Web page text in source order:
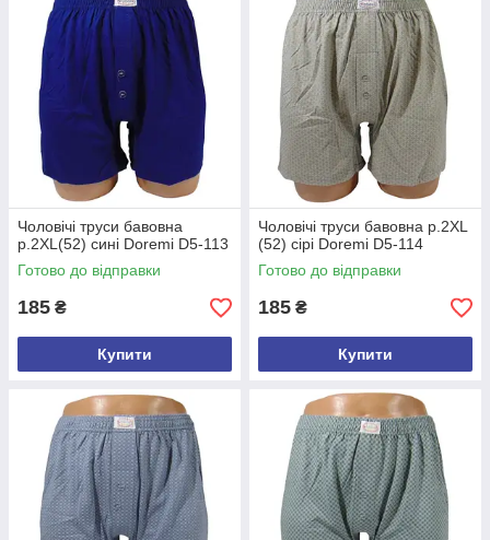
Чоловічі труси бавовна
р.2XL(52) сині Doremi D5-113
Готово до відправки
185 ₴
Купити
Чоловічі труси бавовна р.2XL
(52) сірі Doremi D5-114
Готово до відправки
185 ₴
Купити